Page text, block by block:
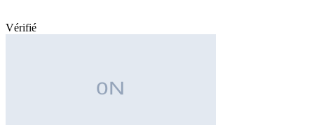
Vérifié